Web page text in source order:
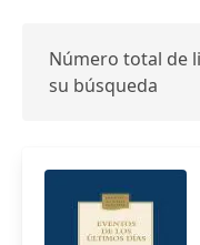
Número total de
su búsqueda